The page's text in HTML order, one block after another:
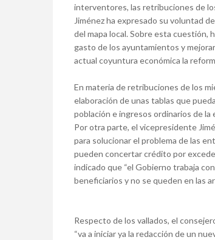
interventores, las retribuciones de
Jiménez ha expresado su voluntad
del mapa local. Sobre esta cuestión,
gasto de los ayuntamientos y
actual coyuntura económica la
En materia de retribuciones de los
elaboración de unas tablas que
población e ingresos ordinarios de la
Por otra parte, el vicepresidente
para solucionar el problema de las
pueden concertar crédito por
indicado que “el Gobierno trabaja
beneficiarios y no se queden en las
Respecto de los vallados, el
“va a iniciar ya la redacción de un